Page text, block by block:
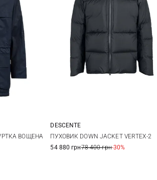
ВОЩЕНА
M L XL
DESCENTE
ПУХОВИК DOWN JACKET VERTEX-2
54 880 грн78 400 грн-30%